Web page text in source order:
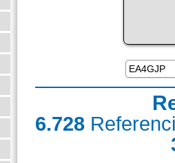
6.728